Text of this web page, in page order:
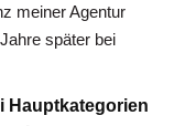
meiner Agentur
später bei
Hauptkategorien